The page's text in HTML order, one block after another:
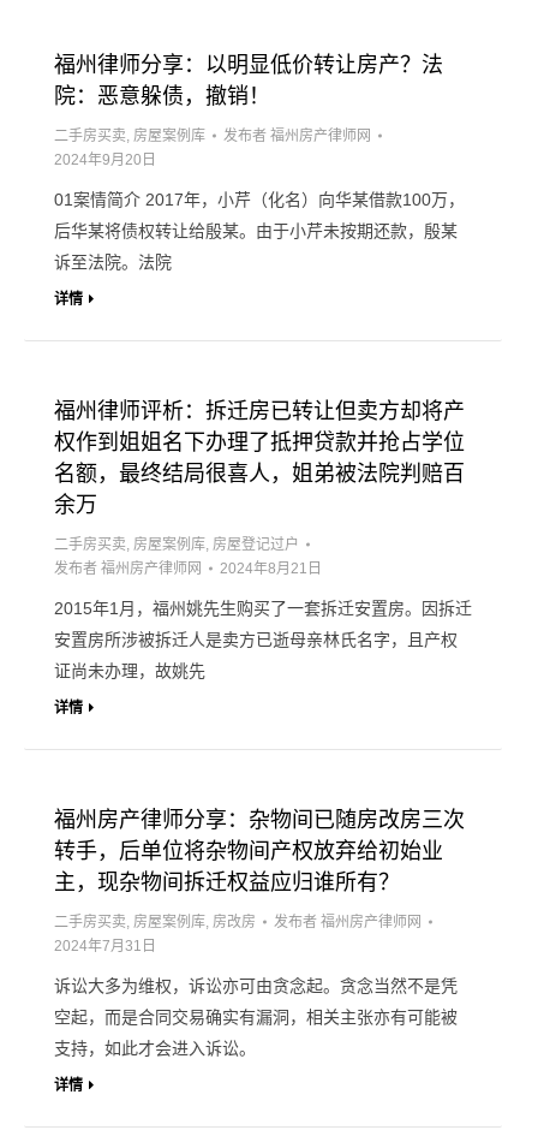
福州律师分享：以明显低价转让房产？法
院：恶意躲债，撤销！
二手房买卖, 房屋案例库 发布者 福州房产律师网
2024年9月20日
01案情简介 2017年，小芹（化名）向华某借款100万，
后华某将债权转让给殷某。由于小芹未按期还款，殷某
诉至法院。法院
详情
福州律师评析：拆迁房已转让但卖方却将产
权作到姐姐名下办理了抵押贷款并抢占学位
名额，最终结局很喜人，姐弟被法院判赔百
余万
二手房买卖, 房屋案例库, 房屋登记过户
发布者 福州房产律师网 2024年8月21日
2015年1月，福州姚先生购买了一套拆迁安置房。因拆迁
安置房所涉被拆迁人是卖方已逝母亲林氏名字，且产权
证尚未办理，故姚先
详情
福州房产律师分享：杂物间已随房改房三次
转手，后单位将杂物间产权放弃给初始业
主，现杂物间拆迁权益应归谁所有？
二手房买卖, 房屋案例库, 房改房 发布者 福州房产律师网
2024年7月31日
诉讼大多为维权，诉讼亦可由贪念起。贪念当然不是凭
空起，而是合同交易确实有漏洞，相关主张亦有可能被
支持，如此才会进入诉讼。
详情